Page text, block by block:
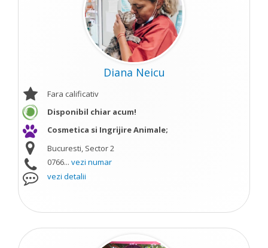
Diana Neicu
Fara calificativ
Disponibil chiar acum!
Cosmetica si Ingrijire Animale;
Bucuresti, Sector 2
0766... vezi numar
vezi detalii